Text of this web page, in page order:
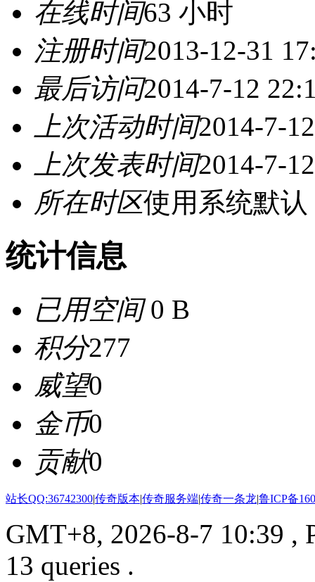
在线时间63 小时
注册时间2013-12-31
最后访问2014-7-12
上次活动时间2014-7-
上次发表时间2014-7-
所在时区使用系统默认
统计信息
已用空间0 B
积分277
威望0
金币0
贡献0
站长QQ:36742300|传奇版本|传奇服务端|传奇一条龙|鲁ICP备
GMT+8, 2026-8-7 10:39 ,
13 queries .